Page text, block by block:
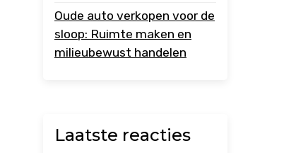
Oude auto verkopen voor de
sloop: Ruimte maken en
milieubewust handelen
Laatste reacties